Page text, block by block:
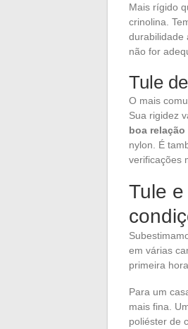
Mais rígido
crinolina.
durabilidade
não for
Tule
O mais
Sua rigidez
boa
nylon. É
verificações
Tule
em várias
primeira
Para um
mais fina.
poliéster de